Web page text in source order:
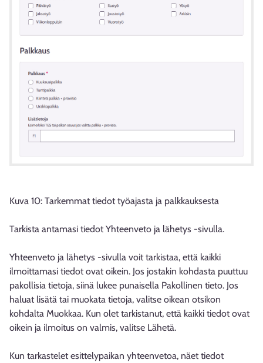
Kuva 10: Tarkemmat tiedot työajasta ja palkkauksesta
Tarkista antamasi tiedot Yhteenveto ja lähetys -sivulla.
Yhteenveto ja lähetys -sivulla voit tarkistaa, että kaikki
ilmoittamasi tiedot ovat oikein. Jos jostakin kohdasta puuttuu
pakollisia tietoja, siinä lukee punaisella Pakollinen tieto. Jos
haluat lisätä tai muokata tietoja, valitse oikean otsikon
kohdalta Muokkaa. Kun olet tarkistanut, että kaikki tiedot ovat
oikein ja ilmoitus on valmis, valitse Lähetä.
Kun tarkastelet esittelypaikan yhteenvetoa, näet tiedot